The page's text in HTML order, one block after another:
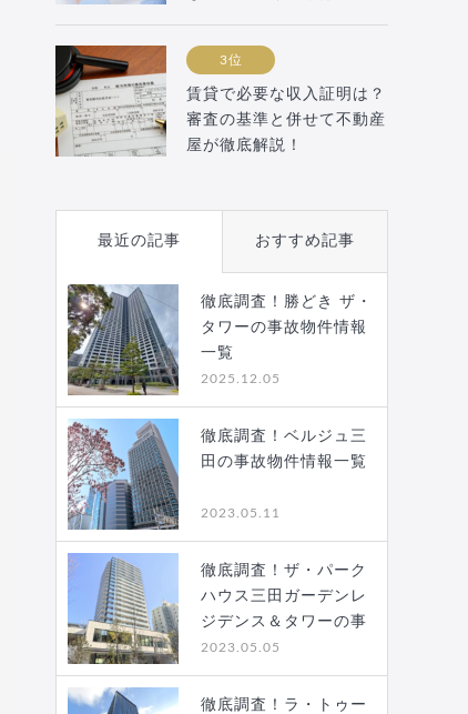
3位
賃貸で必要な収入証明は？
審査の基準と併せて不動産
屋が徹底解説！
最近の記事 おすすめ記事
徹底調査！勝どき ザ・
タワーの事故物件情報
一覧
2025.12.05
徹底調査！ベルジュ三
田の事故物件情報一覧
2023.05.11
徹底調査！ザ・パーク
ハウス三田ガーデンレ
ジデンス＆タワーの事
故…
2023.05.05
徹底調査！ラ・トゥー